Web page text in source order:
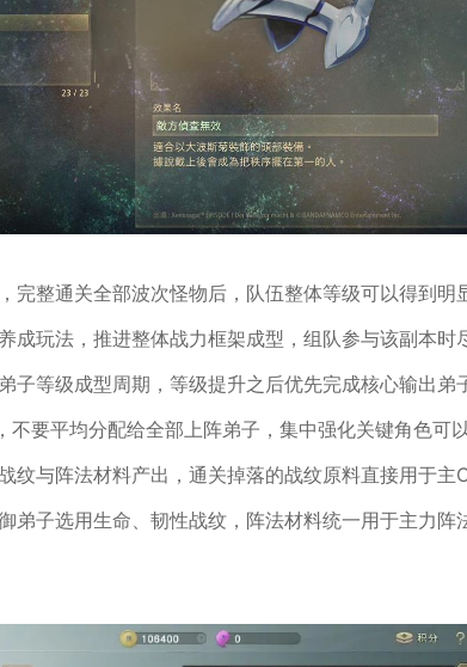
完整通关全部波次怪物后，队伍整体等级可以得到明
成玩法，推进整体战力框架成型，组队参与该副本时
子等级成型周期，等级提升之后优先完成核心输出弟
要平均分配给全部上阵弟子，集中强化关键角色可
纹与阵法材料产出，通关掉落的战纹原料直接用于主
弟子选用生命、韧性战纹，阵法材料统一用于主力阵